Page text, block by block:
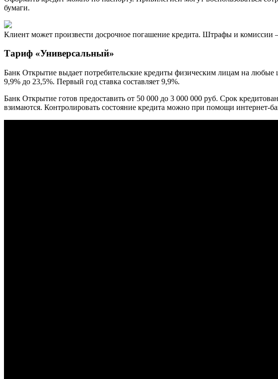
бумаги.
Клиент может произвести досрочное погашение кредита. Штрафы и комиссии
Тариф «Универсальный»
Банк Открытие выдает потребительские кредиты физическим лицам на любые
9,9% до 23,5%. Первый год ставка составляет 9,9%.
Банк Открытие готов предоставить от 50 000 до 3 000 000 руб. Срок
взимаются. Контролировать состояние кредита можно при помощи интернет-